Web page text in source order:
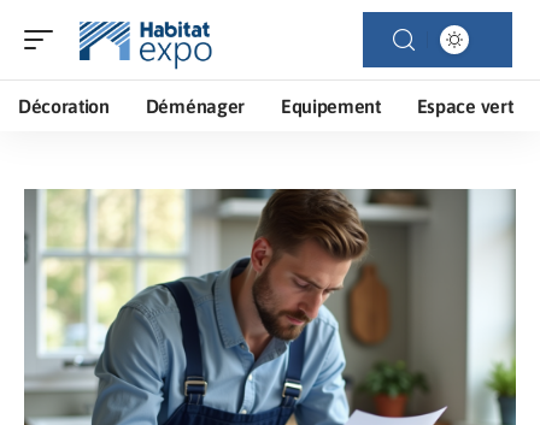
Décoration Déménager Equipement Espace vert